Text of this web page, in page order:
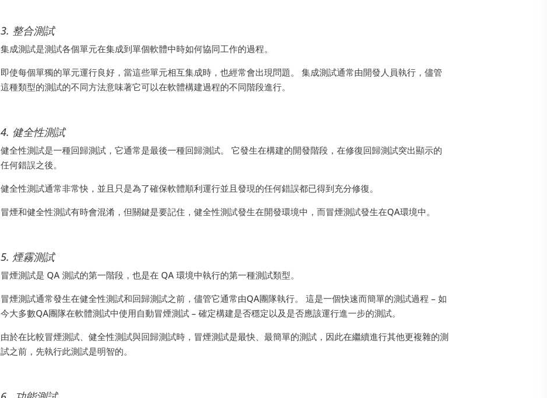
3. 整合測試
集成測試是測試各個單元在集成到單個軟體中時如何協同工作的過程。
即使每個單獨的單元運行良好，當這些單元相互集成時，也經常會出現問題。 集成測試通常由開發人員執行，儘管
這種類型的測試的不同方法意味著它可以在軟體構建過程的不同階段進行。
4. 健全性測試
健全性測試是一種回歸測試，它通常是最後一種回歸測試。 它發生在構建的開發階段，在修復回歸測試突出顯示的
任何錯誤之後。
健全性測試通常非常快，並且只是為了確保軟體順利運行並且發現的任何錯誤都已得到充分修復。
冒煙和健全性測試有時會混淆，但關鍵是要記住，健全性測試發生在開發環境中，而冒煙測試發生在QA環境中。
5. 煙霧測試
冒煙測試是 QA 測試的第一階段，也是在 QA 環境中執行的第一種測試類型。
冒煙測試通常發生在健全性測試和回歸測試之前，儘管它通常由QA團隊執行。 這是一個快速而簡單的測試過程 – 如
今大多數QA團隊在軟體測試中使用自動冒煙測試 – 確定構建是否穩定以及是否應該運行進一步的測試。
由於在比較冒煙測試、健全性測試與回歸測試時，冒煙測試是最快、最簡單的測試，因此在繼續進行其他更複雜的測
試之前，先執行此測試是明智的。